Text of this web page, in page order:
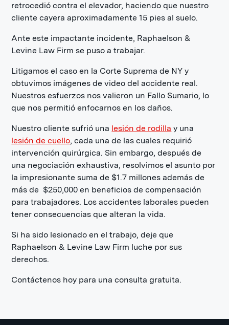
retrocedió contra el elevador, haciendo que nuestro
cliente cayera aproximadamente 15 pies al suelo.
Ante este impactante incidente, Raphaelson &
Levine Law Firm se puso a trabajar.
Litigamos el caso en la Corte Suprema de NY y
obtuvimos imágenes de video del accidente real.
Nuestros esfuerzos nos valieron un Fallo Sumario, lo
que nos permitió enfocarnos en los daños.
Nuestro cliente sufrió una lesión de rodilla y una
lesión de cuello, cada una de las cuales requirió
intervención quirúrgica. Sin embargo, después de
una negociación exhaustiva, resolvimos el asunto por
la impresionante suma de $1.7 millones además de
más de $250,000 en beneficios de compensación
para trabajadores. Los accidentes laborales pueden
tener consecuencias que alteran la vida.
Si ha sido lesionado en el trabajo, deje que
Raphaelson & Levine Law Firm luche por sus
derechos.
Contáctenos hoy para una consulta gratuita.